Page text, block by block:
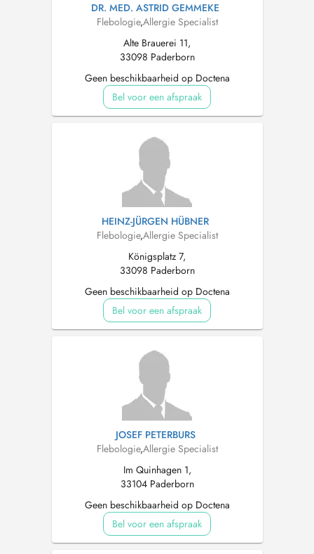
DR. MED. ASTRID GEMMEKE
Flebologie,Allergie Specialist
Alte Brauerei 11,
33098 Paderborn
Geen beschikbaarheid op Doctena
Bel voor een afspraak
HEINZ-JÜRGEN HÜBNER
Flebologie,Allergie Specialist
Königsplatz 7,
33098 Paderborn
Geen beschikbaarheid op Doctena
Bel voor een afspraak
JOSEF PETERBURS
Flebologie,Allergie Specialist
Im Quinhagen 1,
33104 Paderborn
Geen beschikbaarheid op Doctena
Bel voor een afspraak